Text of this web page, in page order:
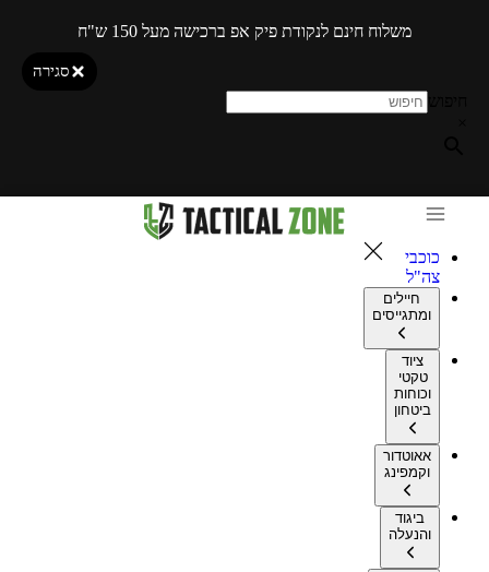
משלוח חינם לנקודת פיק אפ ברכישה מעל 150 ש"ח
סגירה
כוכבי
צה"ל
חיילים
ומתגייסים
ציוד
טקטי
וכוחות
ביטחון
אאוטדור
וקמפינג
ביגוד
והנעלה